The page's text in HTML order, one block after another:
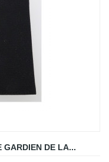
GARDIEN DE LA...